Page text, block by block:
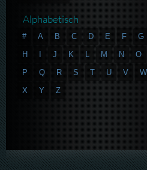
Alphabetisch
# A B C D E F
G
H
J K L M N
O
P
Q R S T U V
W
X
Y Z